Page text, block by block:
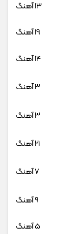
13 آهنگ
19 آهنگ
14 آهنگ
3 آهنگ
3 آهنگ
21 آهنگ
7 آهنگ
9 آهنگ
5 آهنگ